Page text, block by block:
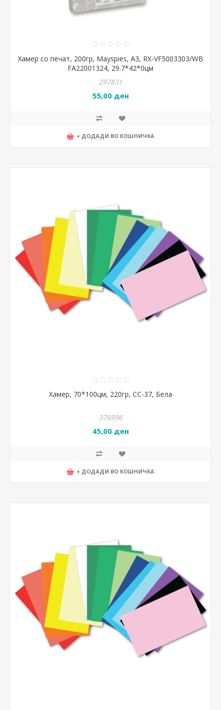
Хамер со печат, 200гр, Mayspies, A3, RX-VF5003303/WB
FA22001324, 29.7*42*0цм
297831
55,00 ден
+ ДОДАДИ ВО КОШНИЧКА
Хамер, 70*100цм, 220гр, CC-37, Бела
376996
45,00 ден
+ ДОДАДИ ВО КОШНИЧКА